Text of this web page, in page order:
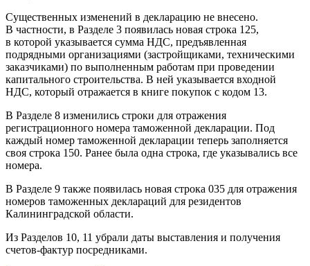
Существенных изменений в декларацию не внесено.
В частности, в Разделе 3 появилась новая строка 125,
в которой указывается сумма НДС, предъявленная
подрядными организациями (застройщиками, техническими
заказчиками) по выполненным работам при проведении
капитального строительства. В ней указывается входной
НДС, который отражается в книге покупок с кодом 13.
В Разделе 8 изменились строки для отражения
регистрационного номера таможенной декларации. Под
каждый номер таможенной декларации теперь заполняется
своя строка 150. Ранее была одна строка, где указывались все
номера.
В Разделе 9 также появилась новая строка 035 для отражения
номеров таможенных деклараций для резидентов
Калининградской области.
Из Разделов 10, 11 убрали даты выставления и получения
счетов-фактур посредниками.